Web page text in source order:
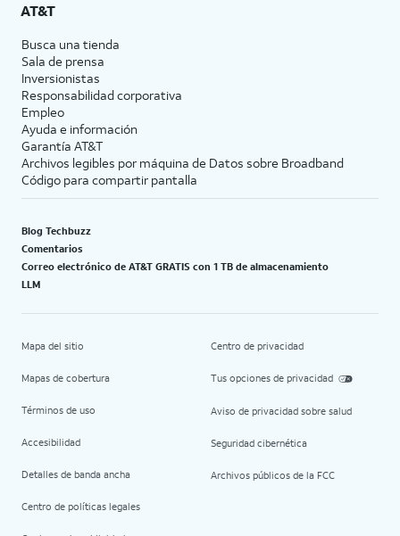
AT&T
Busca una tienda
Sala de prensa
Inversionistas
Responsabilidad corporativa
Empleo
Ayuda e información
Garantía AT&T
Archivos legibles por máquina de Datos sobre Broadband
Código para compartir pantalla
Blog Techbuzz
Comentarios
Correo electrónico de AT&T GRATIS con 1 TB de almacenamiento
LLM
Mapa del sitio
Mapas de cobertura
Términos de uso
Accesibilidad
Detalles de banda ancha
Centro de políticas legales
Centro de privacidad
Tus opciones de privacidad
Aviso de privacidad sobre salud
Seguridad cibernética
Archivos públicos de la FCC